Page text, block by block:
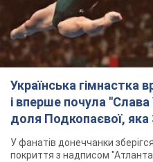
Українська гімнастка
і вперше почула "Слава
доля Подкопаєвої, яка
"золото" Олімпіади
У фанатів донеччанки
покриття з надписом